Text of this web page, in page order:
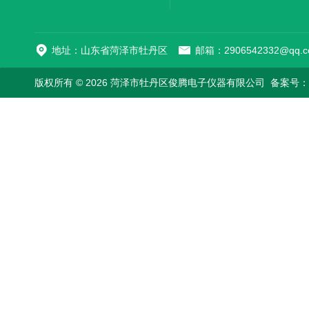
地址：山东省菏泽市牡丹区 邮箱：
版权所有 © 2026 菏泽市牡丹区俊腾电子仪器有限公司 备案号